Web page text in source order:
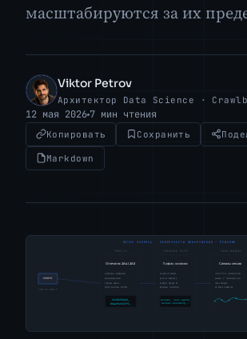
масштабируются за их
VP
Viktor Petrov
Архитектор Data Science ·
12 мая 2026 7 мин чтения
Копировать Сохранить
Markdown